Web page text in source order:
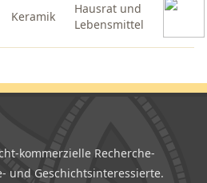
Keramik
Hausrat und
Lebensmittel
kommerzielle Recherche-
und Geschichtsinteressierte.